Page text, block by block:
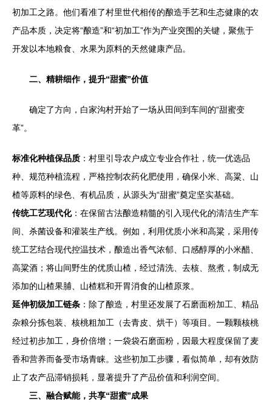
初加工之路。他们看准了村里世代相传的酿造手艺和生态健康的农
产品本质，决定将“酿造”和“初加工”作为产业突围的关键，聚焦于
开发以本地粮食、水果为原料的天然健康产品。
二、精耕细作，提升“甜蜜”价值
确定了方向，白家沟村开始了一场从田间到车间的“甜蜜变
革”。
标准化种植保品质 ：村里引导农户成立专业合作社，统一优选品
种、规范种植流程，严格控制农药化肥使用，确保小米、高粱、山
楂等原料的绿色、有机品质，从源头为“甜蜜”奠定坚实基础。
传统工艺现代化：在保留古法酿造精髓的引入现代化的清洁生产车
间、杀菌设备和灌装生产线。例如，利用优质小米和高粱，采用传
统工艺结合现代控温技术，酿造出香气浓郁、口感醇厚的小米醋、
高粱酒；将山间野生的优质山楂，经过清洗、去核、熬煮，制成无
添加的山楂果脯、山楂糕和开胃消食的山楂原浆。
延伸初级加工链条 ：除了酿造，村里还发展了石磨面粉加工、精品
杂粮分拣包装、核桃粗加工（去青皮、烘干）等项目。一颗颗核桃
经过初步加工，身价倍增；一袋袋石磨面粉，因最大程度保留了麦
香和营养而备受市场青睐。这些初加工步骤，看似简单，却有效防
止了农产品滞销损耗，显著提升了产品价值和利润空间。
三、融合赋能，共享“甜蜜”成果